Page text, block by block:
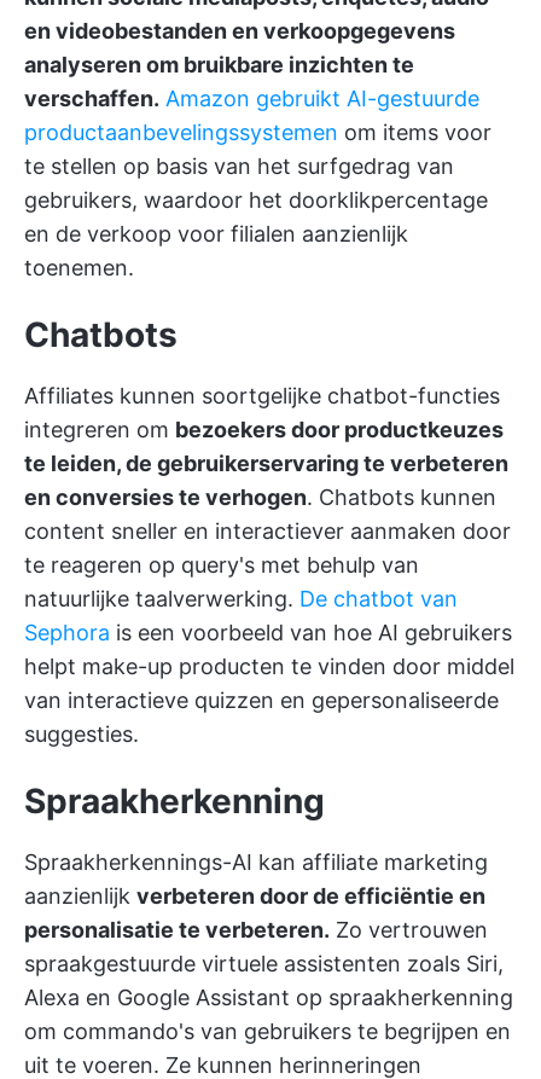
en videobestanden en verkoopgegevens
analyseren om bruikbare inzichten te
verschaffen. Amazon gebruikt AI-gestuurde
productaanbevelingssystemen om items voor
te stellen op basis van het surfgedrag van
gebruikers, waardoor het doorklikpercentage
en de verkoop voor filialen aanzienlijk
toenemen.
Chatbots
Affiliates kunnen soortgelijke chatbot-functies
integreren om bezoekers door productkeuzes
te leiden, de gebruikerservaring te verbeteren
en conversies te verhogen. Chatbots kunnen
content sneller en interactiever aanmaken door
te reageren op query's met behulp van
natuurlijke taalverwerking. De chatbot van
Sephora is een voorbeeld van hoe AI gebruikers
helpt make-up producten te vinden door middel
van interactieve quizzen en gepersonaliseerde
suggesties.
Spraakherkenning
Spraakherkennings-AI kan affiliate marketing
aanzienlijk verbeteren door de efficiëntie en
personalisatie te verbeteren. Zo vertrouwen
spraakgestuurde virtuele assistenten zoals Siri,
Alexa en Google Assistant op spraakherkenning
om commando's van gebruikers te begrijpen en
uit te voeren. Ze kunnen herinneringen